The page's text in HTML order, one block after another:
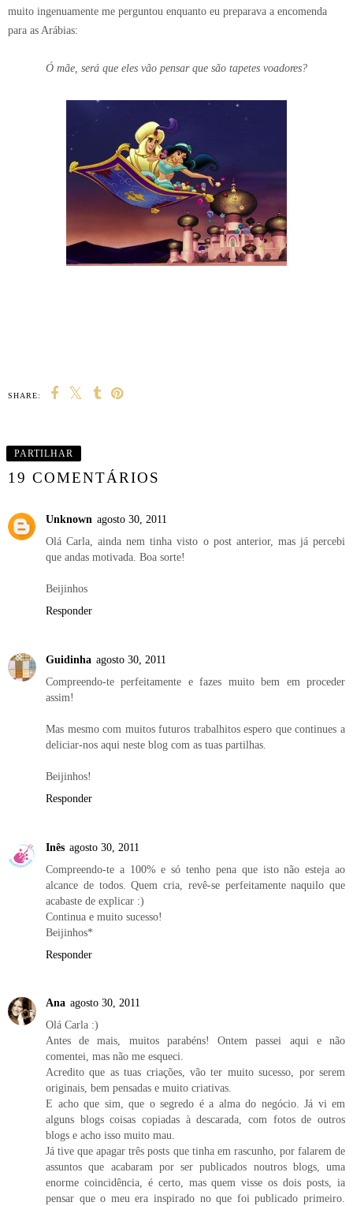
muito ingenuamente me perguntou enquanto eu preparava a encomenda
para as Arábias:
Ó mãe, será que eles vão pensar que são tapetes voadores?
SHARE:
PARTILHAR
19 COMENTÁRIOS
Unknown agosto 30, 2011
Olá Carla, ainda nem tinha visto o post anterior, mas já percebi
que andas motivada. Boa sorte!
Beijinhos
Responder
Guidinha agosto 30, 2011
Compreendo-te perfeitamente e fazes muito bem em proceder
assim!
Mas mesmo com muitos futuros trabalhitos espero que continues a
deliciar-nos aqui neste blog com as tuas partilhas.
Beijinhos!
Responder
Inês agosto 30, 2011
Compreendo-te a 100% e só tenho pena que isto não esteja ao
alcance de todos. Quem cria, revê-se perfeitamente naquilo que
acabaste de explicar :)
Continua e muito sucesso!
Beijinhos*
Responder
Ana agosto 30, 2011
Olá Carla :)
Antes de mais, muitos parabéns! Ontem passei aqui e não
comentei, mas não me esqueci.
Acredito que as tuas criações, vão ter muito sucesso, por serem
originais, bem pensadas e muito criativas.
E acho que sim, que o segredo é a alma do negócio. Já vi em
alguns blogs coisas copiadas à descarada, com fotos de outros
blogs e acho isso muito mau.
Já tive que apagar três posts que tinha em rascunho, por falarem de
assuntos que acabaram por ser publicados noutros blogs, uma
enorme coincidência, é certo, mas quem visse os dois posts, ia
pensar que o meu era inspirado no que foi publicado primeiro.